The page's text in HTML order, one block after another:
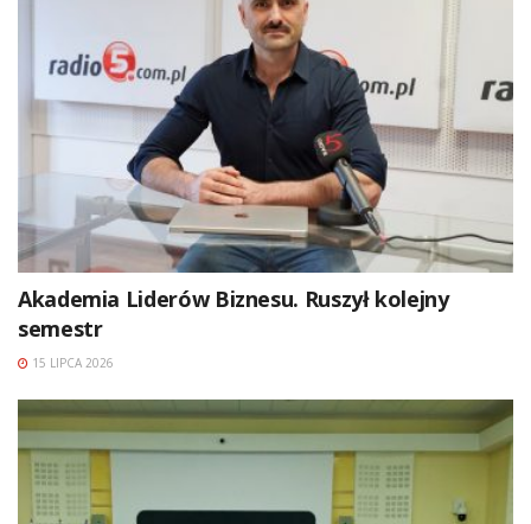
Akademia Liderów Biznesu. Ruszył kolejny
semestr
15 LIPCA 2026